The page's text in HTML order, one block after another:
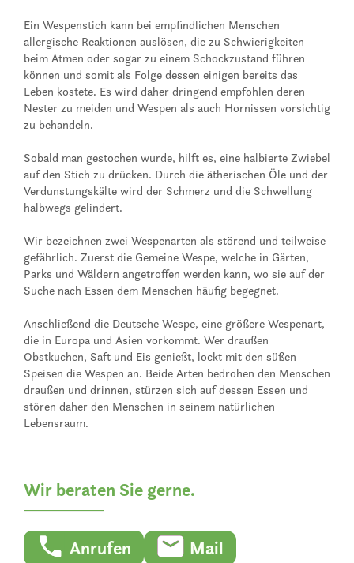
Ein Wespenstich kann bei empfindlichen Menschen
allergische Reaktionen auslösen, die zu Schwierigkeiten
beim Atmen oder sogar zu einem Schockzustand führen
können und somit als Folge dessen einigen bereits das
Leben kostete. Es wird daher dringend empfohlen deren
Nester zu meiden und Wespen als auch Hornissen vorsichtig
zu behandeln.
Sobald man gestochen wurde, hilft es, eine halbierte Zwiebel
auf den Stich zu drücken. Durch die ätherischen Öle und der
Verdunstungskälte wird der Schmerz und die Schwellung
halbwegs gelindert.
Wir bezeichnen zwei Wespenarten als störend und teilweise
gefährlich. Zuerst die Gemeine Wespe, welche in Gärten,
Parks und Wäldern angetroffen werden kann, wo sie auf der
Suche nach Essen dem Menschen häufig begegnet.
Anschließend die Deutsche Wespe, eine größere Wespenart,
die in Europa und Asien vorkommt. Wer draußen
Obstkuchen, Saft und Eis genießt, lockt mit den süßen
Speisen die Wespen an. Beide Arten bedrohen den Menschen
draußen und drinnen, stürzen sich auf dessen Essen und
stören daher den Menschen in seinem natürlichen
Lebensraum.
Wir beraten Sie gerne.
Anrufen Mail